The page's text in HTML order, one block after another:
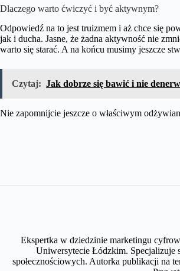
Dlaczego warto ćwiczyć i być aktywnym?
Odpowiedź na to jest truizmem i aż chce się
jak i ducha. Jasne, że żadna aktywność nie
warto się starać. A na końcu musimy jeszcze
Czytaj: Jak dobrze się bawić i nie
Nie zapomnijcie jeszcze o właściwym
Ekspertka w dziedzinie marketingu
Uniwersytecie Łódzkim. Specjalizuje
społecznościowych. Autorka publikacji na